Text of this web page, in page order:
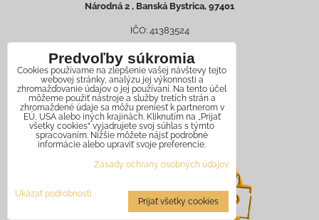
Národná 2 , Banská Bystrica, 97401
IČO: 41383524
DIČ: 1073617479
IČ DPH: SK1073617479
Zapísaný v živ. reg. č. 620-22813
Predvoľby súkromia
Cookies používame na zlepšenie vašej návštevy tejto
webovej stránky, analýzu jej výkonnosti a
zhromažďovanie údajov o jej používaní. Na tento účel
môžeme použiť nástroje a služby tretích strán a
zhromaždené údaje sa môžu preniesť k partnerom v
EÚ, USA alebo iných krajinách. Kliknutím na „Prijať
všetky cookies“ vyjadrujete svoj súhlas s týmto
spracovaním. Nižšie môžete nájsť podrobné
informácie alebo upraviť svoje preferencie.
Zásady ochrany osobných údajov
Ukázať podrobnosti
Prijať všetky cookies